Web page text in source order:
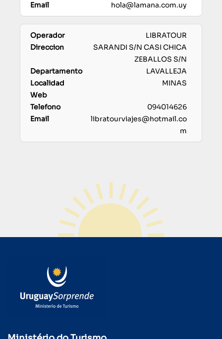
hola@lamana.com.uy
LIBRATOUR
SARANDI S/N CASI CHICA
ZEBALLOS S/N
LAVALLEJA
MINAS
094014626
libratourviajes@hotmail.co
m